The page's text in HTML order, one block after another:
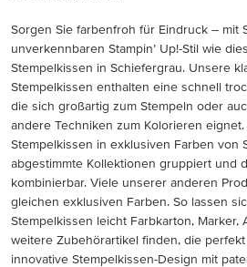
Sorgen Sie farbenfroh für Eindruck – mit
unverkennbaren Stampin’ Up!-Stil wie
Stempelkissen in Schiefergrau. Unsere
Stempelkissen enthalten eine schnell
die sich großartig zum Stempeln oder
andere Techniken zum Kolorieren
Stempelkissen in exklusiven Farben von
abgestimmte Kollektionen gruppiert und
kombinierbar. Viele unserer anderen
gleichen exklusiven Farben. So lassen
Stempelkissen leicht Farbkarton, Marker,
weitere Zubehörartikel finden, die
innovative Stempelkissen-Design mit